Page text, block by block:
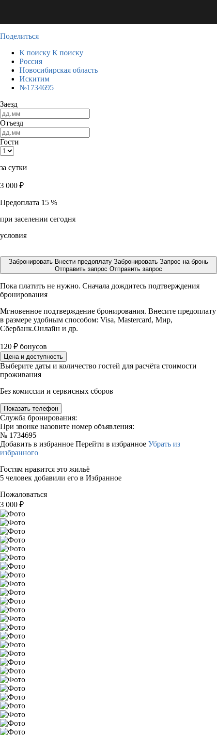
Поделиться
К поиску К поиску
Россия
Новосибирская область
Искитим
№1734695
Заезд
Отъезд
Гости
за сутки
3 000 ₽
Предоплата 15 %
при заселении сегодня
условия
Забронировать Внести предоплату Забронировать Запрос на бронь
Отправить запрос Отправить запрос
Пока платить не нужно. Сначала дождитесь подтверждения
бронирования
Мгновенное подтверждение бронирования. Внесите предоплату
в размере удобным способом: Visa, Mastercard, Мир,
Сбербанк.Онлайн и др.
120 ₽ бонусов
Цена и доступность
Выберите даты и количество гостей для расчёта стоимости
проживания
Без комиссии и сервисных сборов
Показать телефон
Служба бронирования:
При звонке назовите номер объявления:
№ 1734695
Добавить в избранное Перейти в избранное Убрать из
избранного
Гостям нравится это жильё
5 человек добавили его в Избранное
Пожаловаться
3 000 ₽